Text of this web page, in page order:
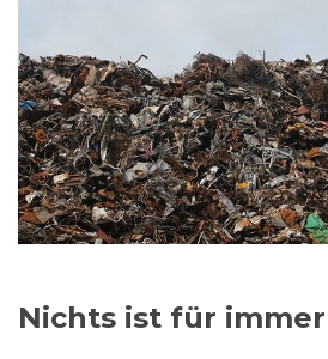
Nichts ist für immer